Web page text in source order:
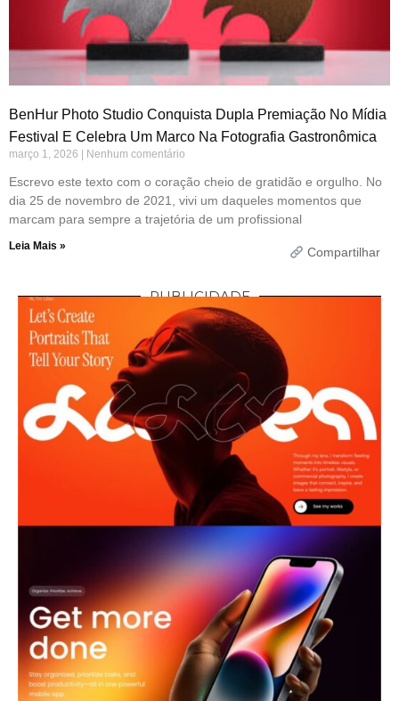
BenHur Photo Studio Conquista Dupla Premiação No Mídia
Festival E Celebra Um Marco Na Fotografia Gastronômica
março 1, 2026 Nenhum comentário
Escrevo este texto com o coração cheio de gratidão e orgulho. No
dia 25 de novembro de 2021, vivi um daqueles momentos que
marcam para sempre a trajetória de um profissional
Leia Mais » Compartilhar
PUBLICIDADE